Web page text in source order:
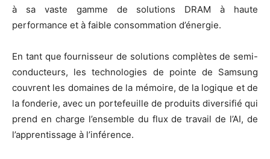
à sa vaste gamme de solutions DRAM à haute
performance et à faible consommation d’énergie.
En tant que fournisseur de solutions complètes de semi-
conducteurs, les technologies de pointe de Samsung
couvrent les domaines de la mémoire, de la logique et de
la fonderie, avec un portefeuille de produits diversifié qui
prend en charge l’ensemble du flux de travail de l’AI, de
l’apprentissage à l’inférence.